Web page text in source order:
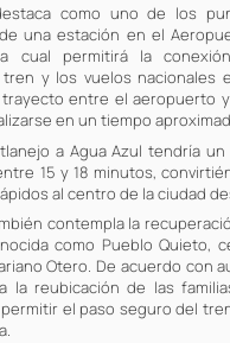
como uno de los
una estación en el
la cual permitirá la
y los vuelos nacionales
entre el aeropuerto
en un tiempo
a Agua Azul tendría
15 y 18 minutos,
al centro de la ciudad
contempla la
como Pueblo Quieto,
Otero. De acuerdo con
la reubicación de las
el paso seguro del